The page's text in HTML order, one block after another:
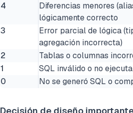
4
Diferencias menores
lógicamente correcto
3
Error parcial de lógica
agregación incorrecta)
2
Tablas o columnas
1
SQL inválido o no
0
No se generó SQL o